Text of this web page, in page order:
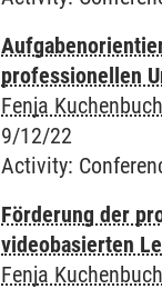
professionellen
Fenja
9/12/22
Activity:
Förderung der
videobasierten
Fenja